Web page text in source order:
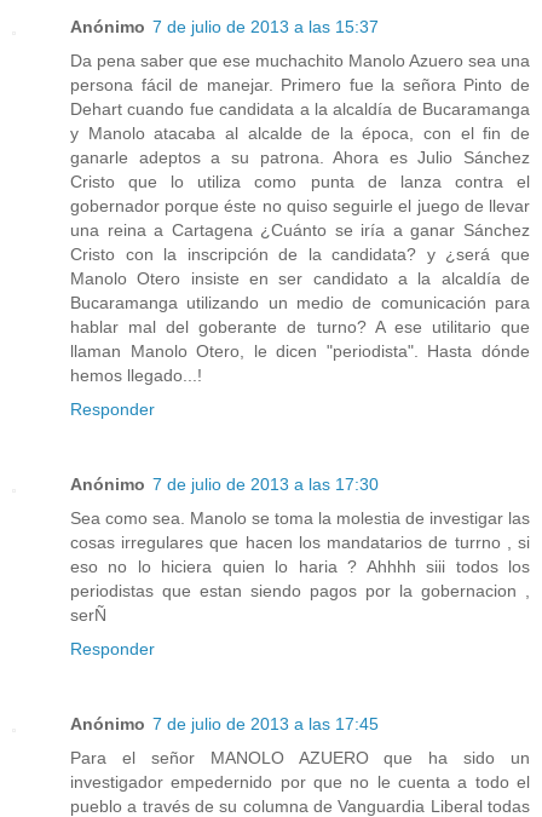
Anónimo 7 de julio de 2013 a las 15:37
Da pena saber que ese muchachito Manolo Azuero sea una
persona fácil de manejar. Primero fue la señora Pinto de
Dehart cuando fue candidata a la alcaldía de Bucaramanga
y Manolo atacaba al alcalde de la época, con el fin de
ganarle adeptos a su patrona. Ahora es Julio Sánchez
Cristo que lo utiliza como punta de lanza contra el
gobernador porque éste no quiso seguirle el juego de llevar
una reina a Cartagena ¿Cuánto se iría a ganar Sánchez
Cristo con la inscripción de la candidata? y ¿será que
Manolo Otero insiste en ser candidato a la alcaldía de
Bucaramanga utilizando un medio de comunicación para
hablar mal del goberante de turno? A ese utilitario que
llaman Manolo Otero, le dicen "periodista". Hasta dónde
hemos llegado...!
Responder
Anónimo 7 de julio de 2013 a las 17:30
Sea como sea. Manolo se toma la molestia de investigar las
cosas irregulares que hacen los mandatarios de turrno , si
eso no lo hiciera quien lo haria ? Ahhhh siii todos los
periodistas que estan siendo pagos por la gobernacion ,
serÑ
Responder
Anónimo 7 de julio de 2013 a las 17:45
Para el señor MANOLO AZUERO que ha sido un
investigador empedernido por que no le cuenta a todo el
pueblo a través de su columna de Vanguardia Liberal todas